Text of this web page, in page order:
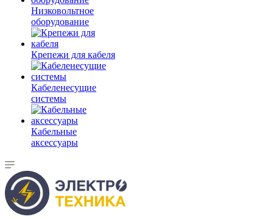
Низковольтное
оборудование
Крепежи для кабеля
Кабеленесущие
системы
Кабельные
аксессуары